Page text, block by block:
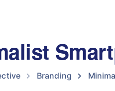
Branding